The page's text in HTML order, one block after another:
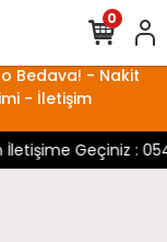
Bedava! - Nakit
- İletişim
Geçiniz :
0